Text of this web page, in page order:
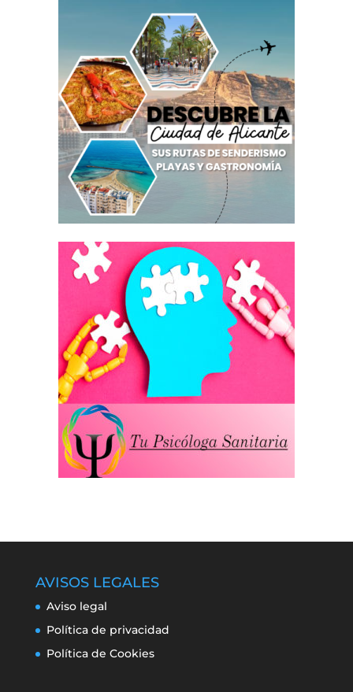
AVISOS LEGALES
Aviso legal
Política de privacidad
Política de Cookies